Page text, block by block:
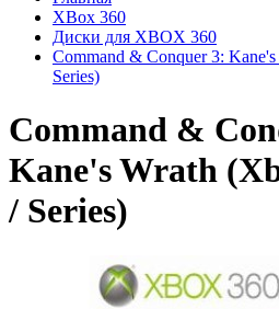
XBox 360
Диски для XBOX 360
Command & Conquer 3:
Series)
Command &
Kane's Wrath
/ Series)